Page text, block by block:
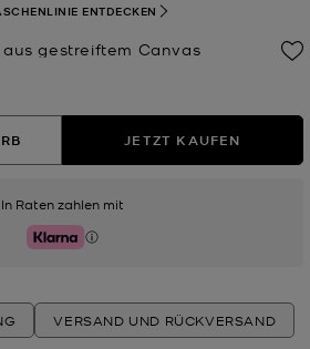
gestreiftem Canvas
ENTDECKEN
JETZT KAUFEN
In Raten zahlen mit
Klarna
VERSAND UND RÜCKVERSAND